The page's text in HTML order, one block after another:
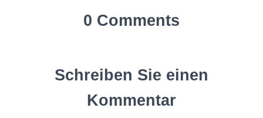
0 Comments
Schreiben Sie einen
Kommentar